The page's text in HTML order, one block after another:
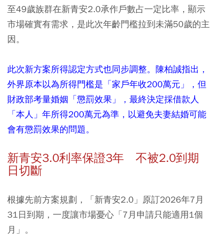
至49歲族群在新青安2.0承作戶數占一定比率，顯示
市場確實有需求，是此次年齡門檻拉到未滿50歲的主
因。
此次新方案所得認定方式也同步調整。陳柏誠指出，
外界原本以為所得門檻是「家戶年收200萬元」，但
財政部考量婚姻「懲罰效果」，最終決定採借款人
「本人」年所得200萬元為準，以避免夫妻結婚可能
會有懲罰效果的問題。
新青安3.0利率保證3年 不被2.0到期
日切斷
根據先前方案規劃，「新青安2.0」原訂2026年7月
31日到期，一度讓市場憂心「7月申請只能適用1個
月」。